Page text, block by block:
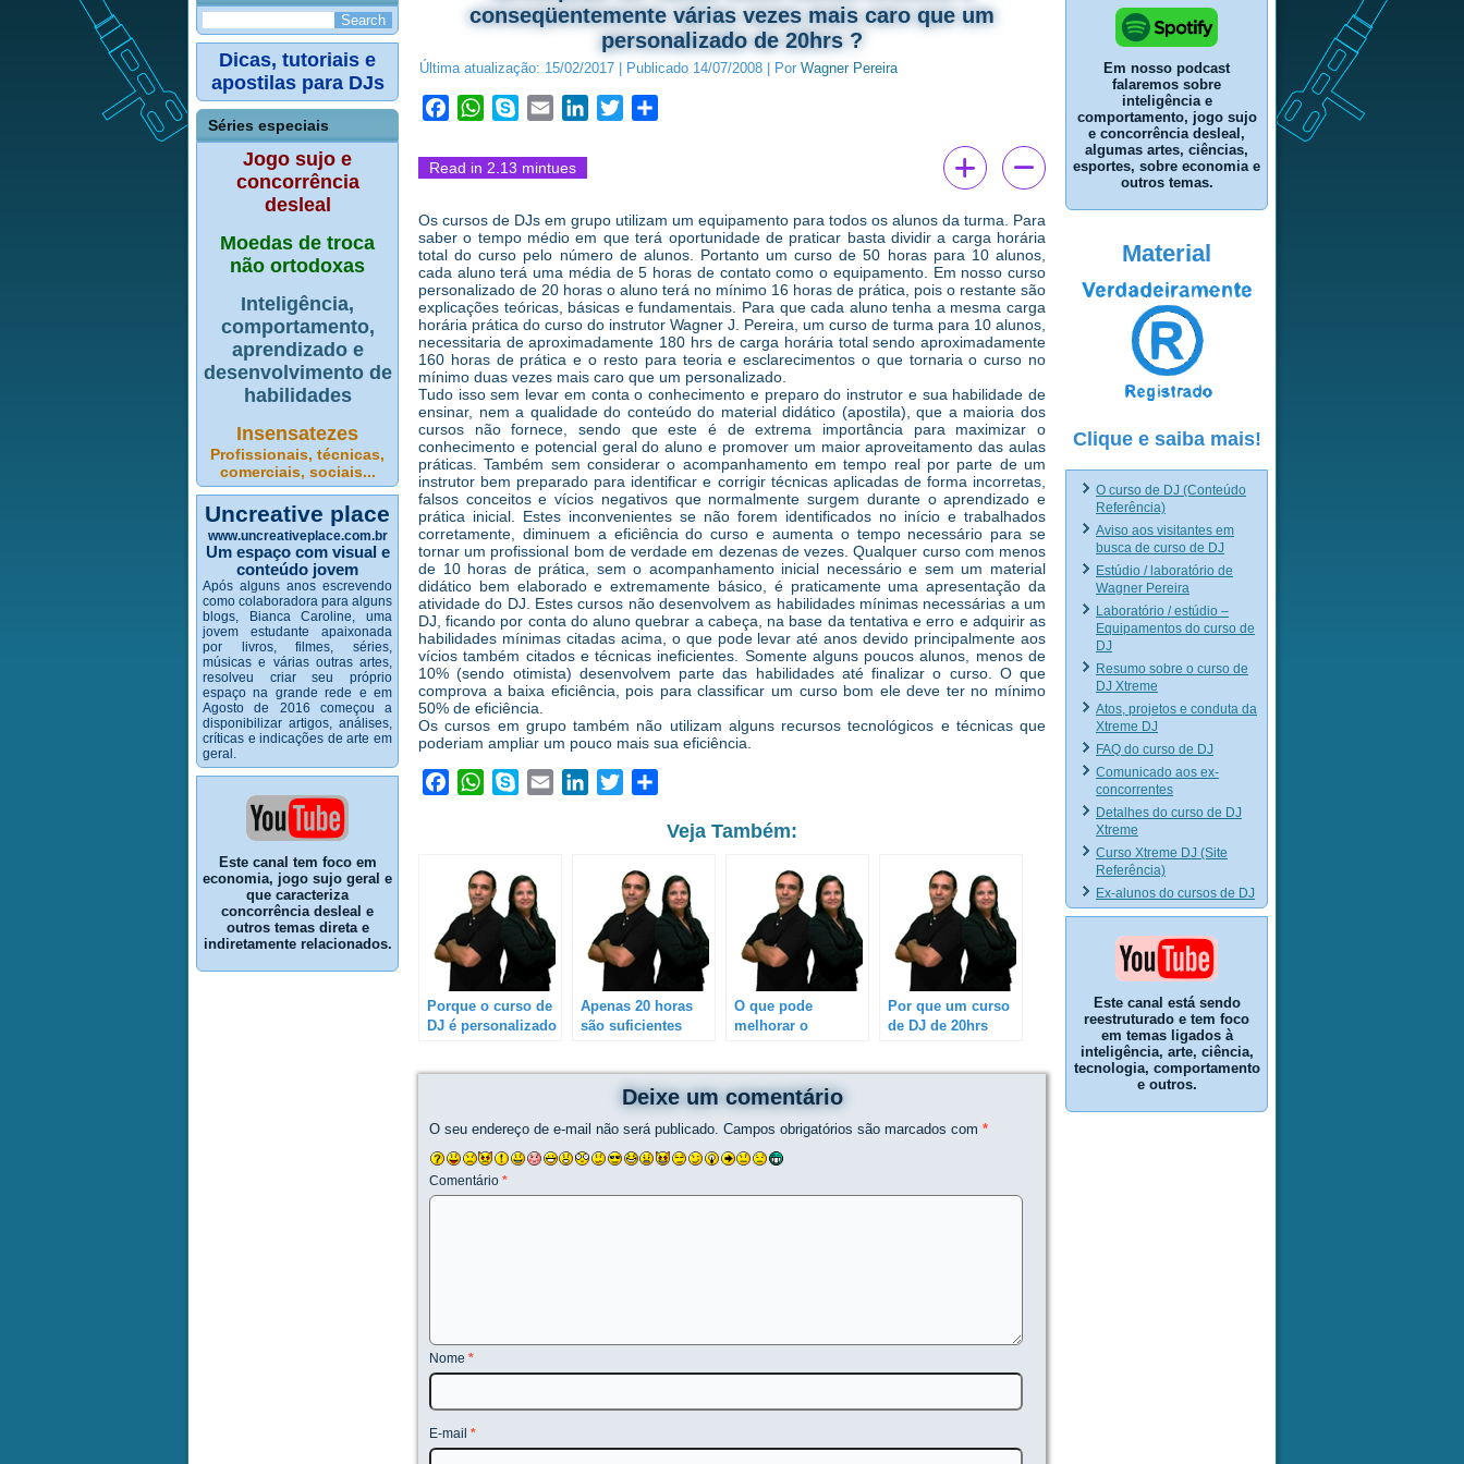
Dicas, tutoriais e
apostilas para DJs
Séries especiais
Jogo sujo e
concorrência
desleal
Moedas de troca
não ortodoxas
Inteligência,
comportamento,
aprendizado e
desenvolvimento de
habilidades
Insensatezes
Profissionais, técnicas,
comerciais, sociais...
Uncreative place
www.uncreativeplace.com.br
Um espaço com visual e
conteúdo jovem
Após alguns anos escrevendo
como colaboradora para alguns
blogs, Bianca Caroline, uma
jovem estudante apaixonada
por livros, filmes, séries,
músicas e várias outras artes,
resolveu criar seu próprio
espaço na grande rede e em
Agosto de 2016 começou a
disponibilizar artigos, análises,
críticas e indicações de arte em
geral.
Este canal tem foco em
economia, jogo sujo geral e
que caracteriza
concorrência desleal e
outros temas direta e
indiretamente relacionados.
conseqüentemente várias vezes mais caro que um
personalizado de 20hrs ?
Última atualização: 15/02/2017 Publicado 14/07/2008 Por Wagner Pereira
FacebookWhatsApp
Skype Email LinkedInTwitter
Read in 2.13 mintues
Os cursos de DJs em grupo utilizam um equipamento para todos os alunos da turma. Para
saber o tempo médio em que terá oportunidade de praticar basta dividir a carga horária
total do curso pelo número de alunos. Portanto um curso de 50 horas para 10 alunos,
cada aluno terá uma média de 5 horas de contato como o equipamento. Em nosso curso
personalizado de 20 horas o aluno terá no mínimo 16 horas de prática, pois o restante são
explicações teóricas, básicas e fundamentais. Para que cada aluno tenha a mesma carga
horária prática do curso do instrutor Wagner J. Pereira, um curso de turma para 10 alunos,
necessitaria de aproximadamente 180 hrs de carga horária total sendo aproximadamente
160 horas de prática e o resto para teoria e esclarecimentos o que tornaria o curso no
mínimo duas vezes mais caro que um personalizado.
Tudo isso sem levar em conta o conhecimento e preparo do instrutor e sua habilidade de
ensinar, nem a qualidade do conteúdo do material didático (apostila), que a maioria dos
cursos não fornece, sendo que este é de extrema importância para maximizar o
conhecimento e potencial geral do aluno e promover um maior aproveitamento das aulas
práticas. Também sem considerar o acompanhamento em tempo real por parte de um
instrutor bem preparado para identificar e corrigir técnicas aplicadas de forma incorretas,
falsos conceitos e vícios negativos que normalmente surgem durante o aprendizado e
prática inicial. Estes inconvenientes se não forem identificados no início e trabalhados
corretamente, diminuem a eficiência do curso e aumenta o tempo necessário para se
tornar um profissional bom de verdade em dezenas de vezes. Qualquer curso com menos
de 10 horas de prática, sem o acompanhamento inicial necessário e sem um material
didático bem elaborado e extremamente básico, é praticamente uma apresentação da
atividade do DJ. Estes cursos não desenvolvem as habilidades mínimas necessárias a um
DJ, ficando por conta do aluno quebrar a cabeça, na base da tentativa e erro e adquirir as
habilidades mínimas citadas acima, o que pode levar até anos devido principalmente aos
vícios também citados e técnicas ineficientes. Somente alguns poucos alunos, menos de
10% (sendo otimista) desenvolvem parte das habilidades até finalizar o curso. O que
comprova a baixa eficiência, pois para classificar um curso bom ele deve ter no mínimo
50% de eficiência.
Os cursos em grupo também não utilizam alguns recursos tecnológicos e técnicas que
poderiam ampliar um pouco mais sua eficiência.
FacebookWhatsApp
Skype Email LinkedInTwitter
Veja Também:
Porque o curso de
DJ é personalizado
Apenas 20 horas
são suficientes
O que pode
melhorar o
DJ?
Por que um curso
de DJ de 20hrs
conseqüentemente,
Deixe um comentário
O seu endereço de e-mail não será publicado. Campos obrigatórios são marcados com *
Comentário *
Nome *
E-mail *
Em nosso podcast
falaremos sobre
inteligência e
comportamento, jogo sujo
e concorrência desleal,
algumas artes, ciências,
esportes, sobre economia e
outros temas.
Material
Clique e saiba mais!
O curso de DJ (Conteúdo
Referência)
Aviso aos visitantes em
busca de curso de DJ
Estúdio / laboratório de
Wagner Pereira
Laboratório / estúdio –
Equipamentos do curso de
DJ
Resumo sobre o curso de
DJ Xtreme
Atos, projetos e conduta da
Xtreme DJ
FAQ do curso de DJ
Comunicado aos ex-
concorrentes
Detalhes do curso de DJ
Xtreme
Curso Xtreme DJ (Site
Referência)
Ex-alunos do cursos de DJ
Este canal está sendo
reestruturado e tem foco
em temas ligados à
inteligência, arte, ciência,
tecnologia, comportamento
e outros.